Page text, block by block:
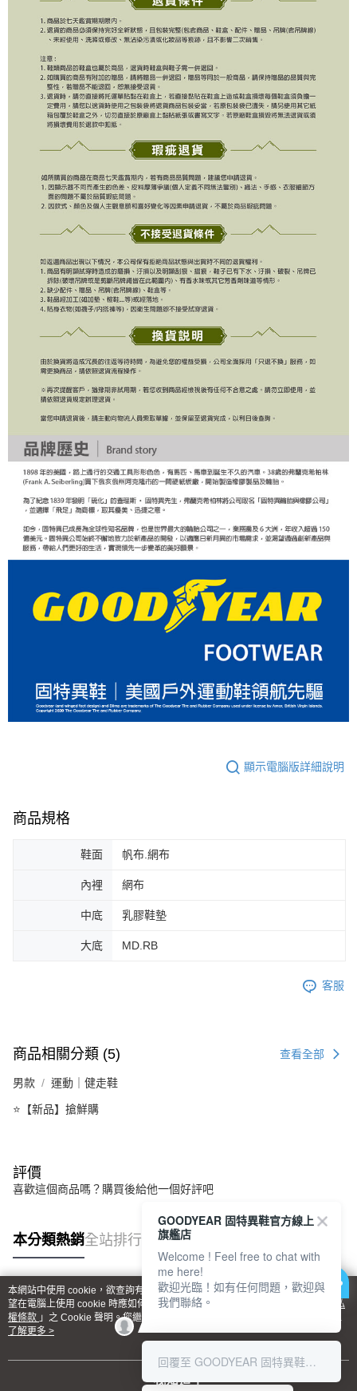
顯示電腦版詳細說明
商品規格
鞋面 帆布.網布
內裡 網布
中底 乳膠鞋墊
大底 MD.RB
客服
商品相關分類 (5) 查看全部
男款 運動｜健走鞋
⭐【新品】搶鮮購
評價
喜歡這個商品嗎？購買後給他一個好評吧
本分類熱銷全站排行
熱門標籤
本網站中使用 cookie，欲查詢有關本網站使用 cookie 方式之詳情，及若您不希
望在電腦上使用 cookie 時應如何變更電腦的 cookie 設定，請參閱本網站「
隱私
權條款 」之 Cookie 聲明。您繼續使用本網站即表示您同意本公司得按本網站使
用條款之 Cookie 聲明使用 cookie。
了解更多 >
我知道了
GOODYEAR 固特異鞋官方線上
旗艦店
Welcome ! Feel free to chat with
me here!
歡迎光臨！如有任何問題，歡迎與
我們聯絡。
回覆至 GOODYEAR 固特異鞋官方線上旗艦店